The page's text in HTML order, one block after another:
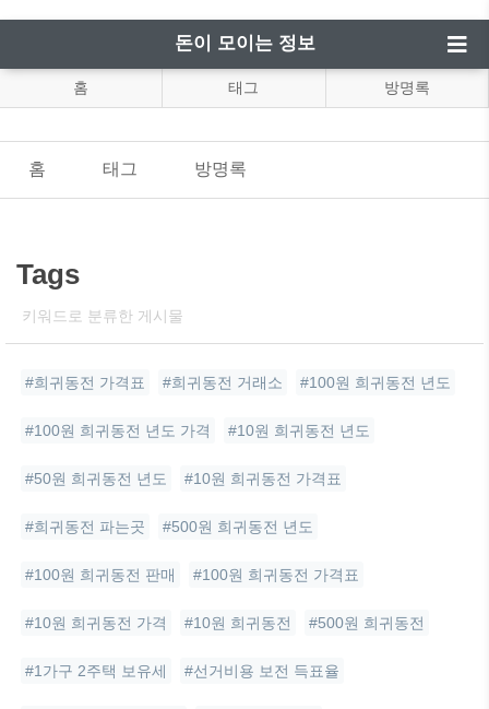
돈이 모이는 정보
홈 태그 방명록
홈 태그 방명록
Tags
키워드로 분류한 게시물
#희귀동전 가격표 #희귀동전 거래소 #100원 희귀동전 년도
#100원 희귀동전 년도 가격 #10원 희귀동전 년도
#50원 희귀동전 년도 #10원 희귀동전 가격표
#희귀동전 파는곳 #500원 희귀동전 년도
#100원 희귀동전 판매 #100원 희귀동전 가격표
#10원 희귀동전 가격 #10원 희귀동전 #500원 희귀동전
#1가구 2주택 보유세 #선거비용 보전 득표율